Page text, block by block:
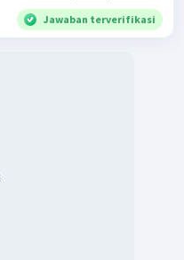
Jawaban terverifikasi